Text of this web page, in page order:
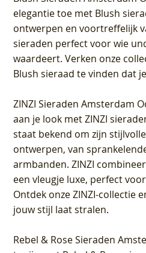
elegantie toe met Blush
ontwerpen en voortreffelijk
sieraden perfect voor wie
waardeert. Verken onze
Blush sieraad te vinden dat
ZINZI Sieraden Amsterdam
aan je look met ZINZI
staat bekend om zijn
ontwerpen, van
armbanden. ZINZI
een vleugje luxe, perfect
Ontdek onze ZINZI-collectie
jouw stijl laat stralen.
Rebel & Rose Sieraden